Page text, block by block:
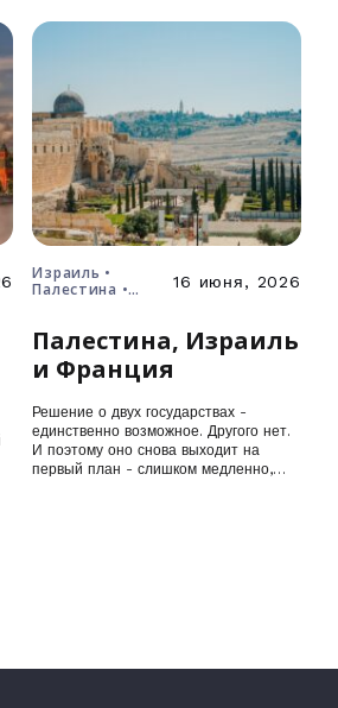
Израиль •
Палестина •
16 июня, 2026
Палестина, Израиль
и Франция
Решение о двух государствах -
единственно возможное. Другого нет.
И поэтому оно снова выходит на
первый план - слишком медленно,…